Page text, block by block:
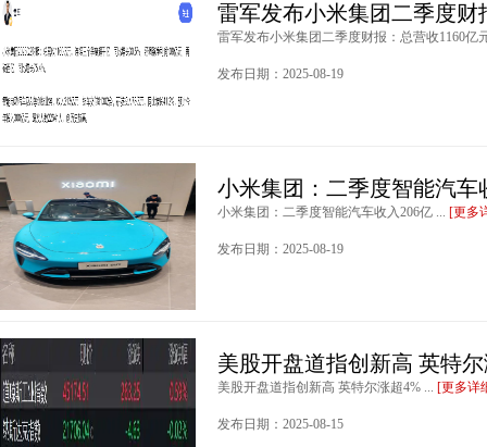
雷军发布小米集团二季度财
雷军发布小米集团二季度财报：总营收1160亿
发布日期：2025-08-19
小米集团：二季度智能汽车
小米集团：二季度智能汽车收入206亿 ... [更多
发布日期：2025-08-19
美股开盘道指创新高 英特
美股开盘道指创新高 英特尔涨超4% ... [更多详
发布日期：2025-08-15